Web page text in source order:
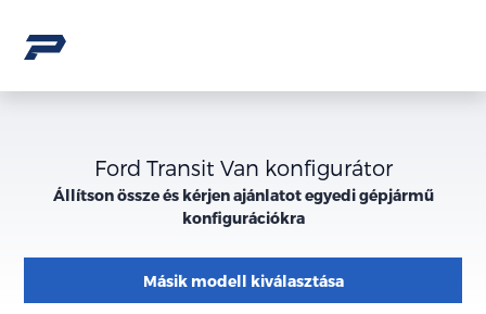
Ford Transit Van konfigurátor
Állítson össze és kérjen ajánlatot egyedi gépjármű
konfigurációkra
Másik modell kiválasztása